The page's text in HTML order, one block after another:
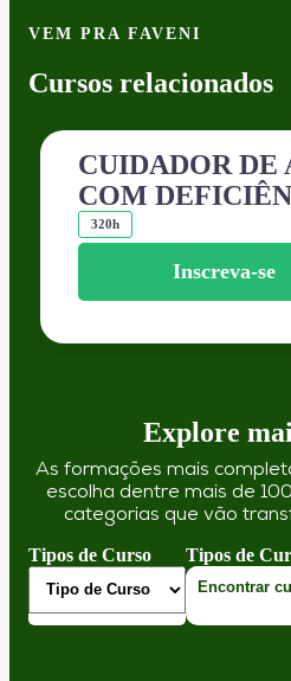
VEM PRA FAVENI
Cursos relacionados
CUIDADOR DE
COM
320h
Inscreva-se
Explore
As formações mais
escolha dentre mais de
categorias que vão
Tipos de Curso Tipos de